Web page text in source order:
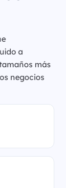
a
más
negocios